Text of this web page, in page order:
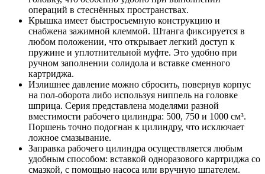
операций в стеснённых пространствах.
Крышка имеет быстросъемную конструкцию и
снабжена зажимной клеммой. Штанга фиксируется в
любом положении, что открывает легкий доступ к
пружине и уплотнительной муфте. Это удобно при
ручном заполнении солидола и вставке сменного
картриджа.
Излишнее давление можно сбросить, повернув корпус
на пол-оборота либо используя ниппель на головке
шприца. Серия представлена моделями разной
вместимости рабочего цилиндра: 500, 750 и 1000 cм³.
Поршень точно подогнан к цилиндру, что исключает
ложное смазывание.
Заправка рабочего цилиндра осуществляется любым
удобным способом: вставкой одноразового картриджа со
смазкой, с помощью насоса или вручную шпателем.